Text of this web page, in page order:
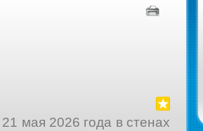
мая 2026 года в стенах